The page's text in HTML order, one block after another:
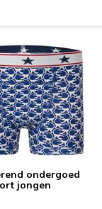
ondergoed
jongen